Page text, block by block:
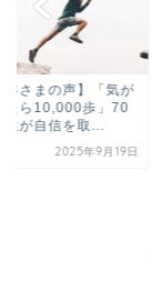
客さまの声】「気が
たら10,000歩」70
性が自信を取...
2025年9月19日